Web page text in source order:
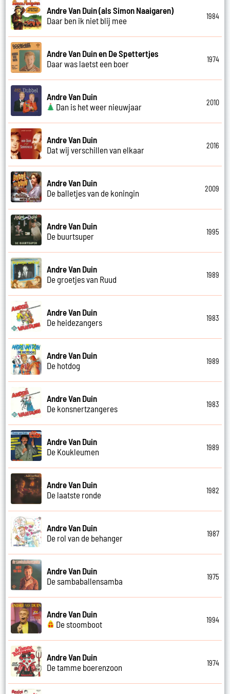
Andre Van Duin (als Simon Naaigaren)
Daar ben ik niet blij mee
1984
Andre Van Duin en De Spettertjes
Daar was laetst een boer
1974
Andre Van Duin
Dan is het weer nieuwjaar
2010
Andre Van Duin
Dat wij verschillen van elkaar
2016
Andre Van Duin
De balletjes van de koningin
2009
Andre Van Duin
De buurtsuper
1995
Andre Van Duin
De groetjes van Ruud
1989
Andre Van Duin
De heidezangers
1983
Andre Van Duin
De hotdog
1989
Andre Van Duin
De konsnertzangeres
1983
Andre Van Duin
De Koukleumen
1989
Andre Van Duin
De laatste ronde
1982
Andre Van Duin
De rol van de behanger
1987
Andre Van Duin
De sambaballensamba
1975
Andre Van Duin
De stoomboot
1994
Andre Van Duin
De tamme boerenzoon
1974